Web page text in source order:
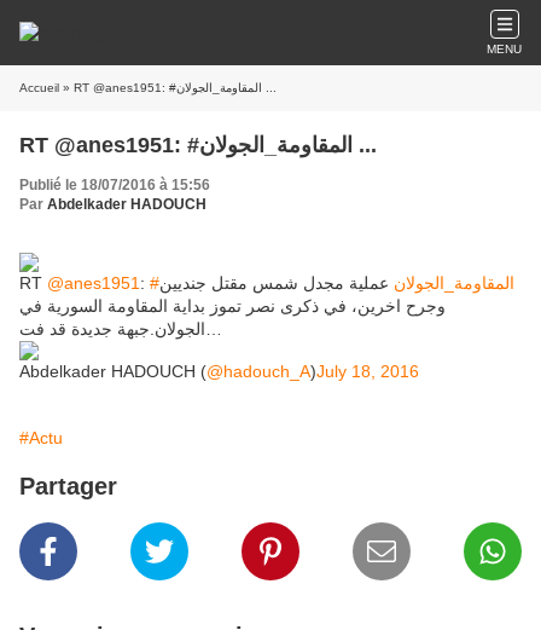
MENU
Accueil
RT @anes1951: #المقاومة_الجولان ...
Publié le 18/07/2016 à 15:56
Par Abdelkader HADOUCH
RT @anes1951 : #المقاومة_الجولان عملية مجدل شمس مقتل جنديين
وجرح اخرين، في ذكرى نصر تموز بداية المقاومة السورية في
Abdelkader HADOUCH (@hadouch_A)July 18, 2016
#Actu
Partager